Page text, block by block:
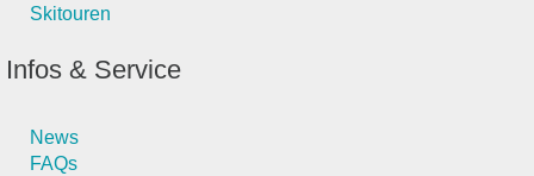
Skitouren
Infos & Service
News
FAQs